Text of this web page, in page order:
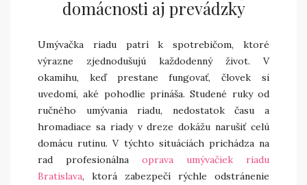
domácnosti aj prevádzky
Umývačka riadu patrí k spotrebičom, ktoré
výrazne zjednodušujú každodenný život. V
okamihu, keď prestane fungovať, človek si
uvedomí, aké pohodlie prináša. Studené ruky od
ručného umývania riadu, nedostatok času a
hromadiace sa riady v dreze dokážu narušiť celú
domácu rutinu. V týchto situáciách prichádza na
rad profesionálna oprava umývačiek riadu
Bratislava, ktorá zabezpečí rýchle odstránenie